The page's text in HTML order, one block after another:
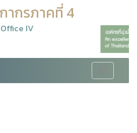
ากรภาคที่ 4
IV
navigation